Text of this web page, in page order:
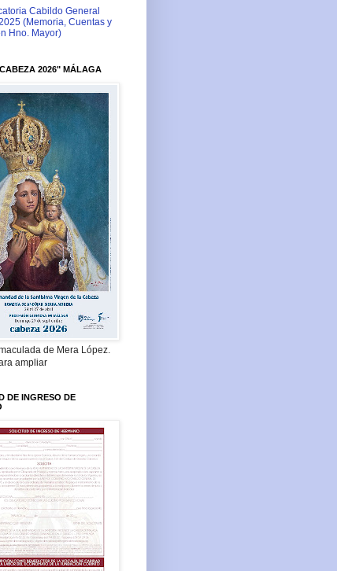
Cabildo General
(Memoria, Cuentas y
Hno. Mayor)
2026" MÁLAGA
de Mera López.
ampliar
DE INGRESO DE